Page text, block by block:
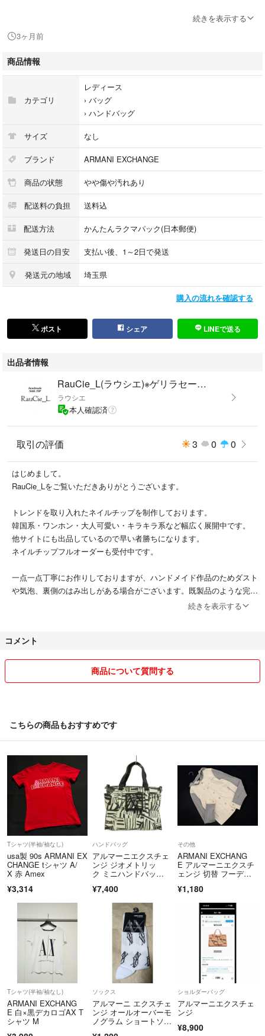
#ARMANIEXCHANGE
#アルマーニエクスチェンジ
#レディースバッグ
#レザーバッグ
#トートバッグ
#レディース
#通勤バッグ
#通学バッグ
続きを表示する
3ヶ月前
商品情報
カテゴリ
レディース
› バッグ
› ハンドバッグ
サイズ なし
ブランド ARMANI EXCHANGE
商品の状態 やや傷や汚れあり
配送料の負担 送料込
配送方法 かんたんラクマパック(日本郵便)
発送日の目安 支払い後、1～2日で発送
発送元の地域 埼玉県
購入の流れを確認する
ポスト シェア LINEで送る
出品者情報
RauCie_L(ラウシエ)※ゲリラセール中※
ラウシエ
本人確認済
取引の評価 3 0 0
はじめまして。
RauCie_Lをご覧いただきありがとうございます。
トレンドを取り入れたネイルチップを制作しております。
韓国系・ワンホン・大人可愛い・キラキラ系など幅広く展開中です。
他サイトにも出品しているので早い者勝ちになります。
ネイルチップフルオーダーも受付中です。
一点一点丁寧にお作りしておりますが、ハンドメイド作品のためダスト
や気泡、裏側のはみ出しがある場合がございます。既製品のような完璧
丁寧梱包でお届けいたします。
値下げ・セット売りのバラ売り不可
よろしくお願いいたします。
続きを表示する
コメント
商品について質問する
こちらの商品もおすすめです
Tシャツ(半袖/袖なし)
usa製 90s ARMANI EX
CHANGE tシャツ A/
X 赤 Amex
¥3,314
ハンドバッグ
アルマーニエクスチェ
ンジ ジオメトリッ
ク ミニハンドバッ
¥7,400
その他
ARMANI EXCHANG
E アルマーニエクスチ
ェンジ 切替 フーディ
白ｘグレー ■◇ レディ
¥1,180
Tシャツ(半袖/袖なし)
ARMANI EXCHANG
E 白×黒デカロゴAX T
シャツ M
ソックス
アルマーニ エクスチェ
ンジ オールオーバーモ
ノグラム ショートソッ
ショルダーバッグ
アルマーニエクスチェ
ンジ
¥8,900